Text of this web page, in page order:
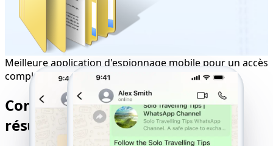
Meilleure application d'espionnage mobile pour un accès
complet
Compatibilité parfaite pour des
résultats de suivi optimaux